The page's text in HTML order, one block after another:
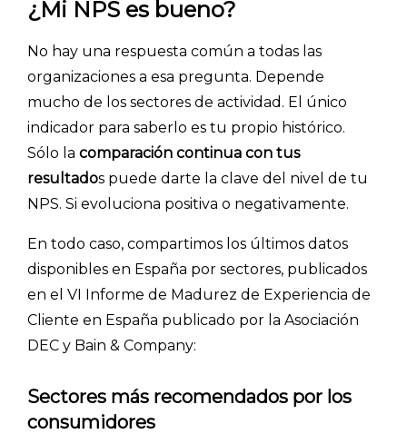
¿Mi NPS es bueno?
No hay una respuesta común a todas las
organizaciones a esa pregunta. Depende
mucho de los sectores de actividad. El único
indicador para saberlo es tu propio histórico.
Sólo la comparación continua con tus
resultados puede darte la clave del nivel de tu
NPS. Si evoluciona positiva o negativamente.
En todo caso, compartimos los últimos datos
disponibles en España por sectores, publicados
en el VI Informe de Madurez de Experiencia de
Cliente en España publicado por la Asociación
DEC y Bain & Company:
Sectores más recomendados por los
consumidores